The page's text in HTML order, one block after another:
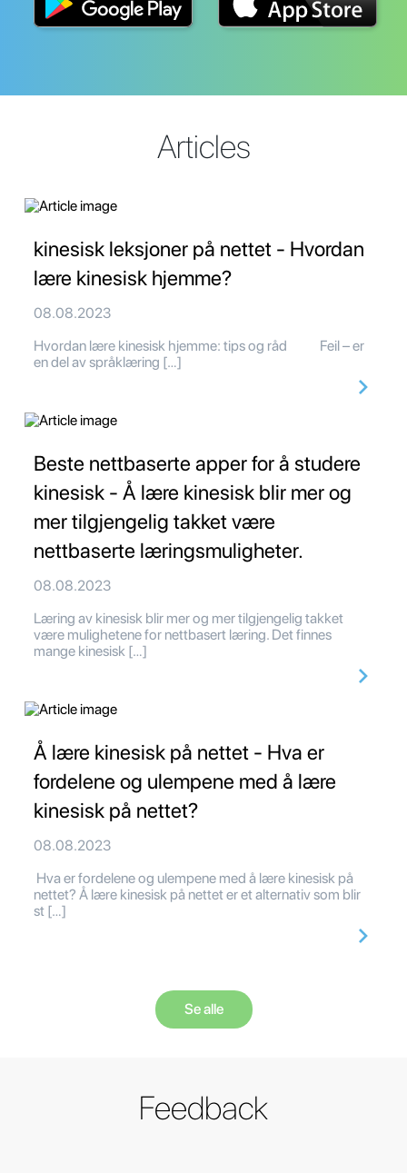
Articles
kinesisk leksjoner på nettet - Hvordan
lære kinesisk hjemme?
08.08.2023
Hvordan lære kinesisk hjemme: tips og råd Feil – er
en del av språklæring […]
Beste nettbaserte apper for å studere
kinesisk - Å lære kinesisk blir mer og
mer tilgjengelig takket være
nettbaserte læringsmuligheter.
08.08.2023
Læring av kinesisk blir mer og mer tilgjengelig takket
være mulighetene for nettbasert læring. Det finnes
mange kinesisk […]
Å lære kinesisk på nettet - Hva er
fordelene og ulempene med å lære
kinesisk på nettet?
08.08.2023
Hva er fordelene og ulempene med å lære kinesisk på
nettet? Å lære kinesisk på nettet er et alternativ som blir
st […]
Se alle
Feedback